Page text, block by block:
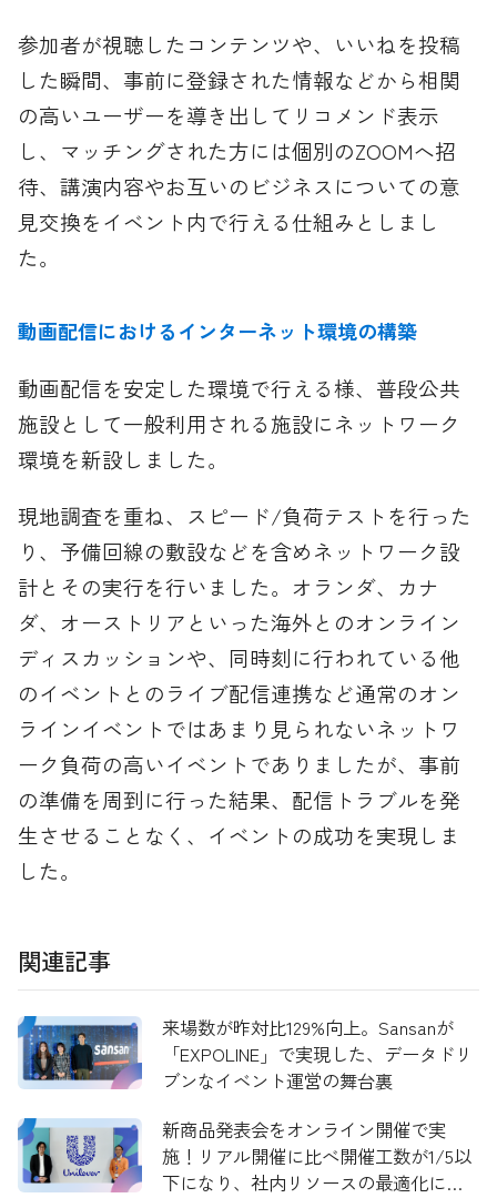
参加者が視聴したコンテンツや、いいねを投稿
した瞬間、事前に登録された情報などから相関
の高いユーザーを導き出してリコメンド表示
し、マッチングされた方には個別のZOOMへ招
待、講演内容やお互いのビジネスについての意
見交換をイベント内で行える仕組みとしまし
た。
動画配信におけるインターネット環境の構築
動画配信を安定した環境で行える様、普段公共
施設として一般利用される施設にネットワーク
環境を新設しました。
現地調査を重ね、スピード/負荷テストを行った
り、予備回線の敷設などを含めネットワーク設
計とその実行を行いました。オランダ、カナ
ダ、オーストリアといった海外とのオンライン
ディスカッションや、同時刻に行われている他
のイベントとのライブ配信連携など通常のオン
ラインイベントではあまり見られないネットワ
ーク負荷の高いイベントでありましたが、事前
の準備を周到に行った結果、配信トラブルを発
生させることなく、イベントの成功を実現しま
した。
関連記事
来場数が昨対比129%向上。Sansanが
「EXPOLINE」で実現した、データドリ
ブンなイベント運営の舞台裏
新商品発表会をオンライン開催で実
施！リアル開催に比べ開催工数が1/5以
下になり、社内リソースの最適化に寄